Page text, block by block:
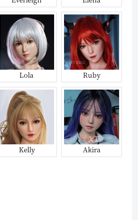
Lola Ruby
Kelly Akira